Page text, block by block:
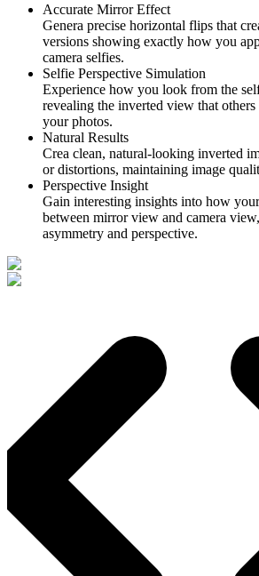
Accurate Mirror Effect
Genera precise horizontal flips that
versions showing exactly how you
camera selfies.
Selfie Perspective Simulation
Experience how you look from the
revealing the inverted view that
your photos.
Natural Results
Crea clean, natural-looking inverted
or distortions, maintaining image
Perspective Insight
Gain interesting insights into how
between mirror view and camera
asymmetry and perspective.